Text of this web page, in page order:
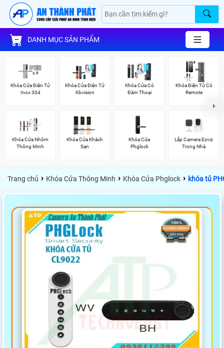
DANH MỤC SẢN PHẨM
Khóa Cửa Điện Tử
Inox 304
Khóa Cửa Điện Tử
Kbvision
Khóa Cửa Có
Đàm Thoại
Khóa Điện Tử Có
Remote
Khóa Cửa Nhôm
Thông Minh
Khóa Cửa Khách
Sạn
Khóa Cửa
Phglock
Lắp Camera Ezviz
Trong Nhà
Trang chủ › Khóa Cửa Thông Minh › Khóa Cửa Phglock › khóa tủ